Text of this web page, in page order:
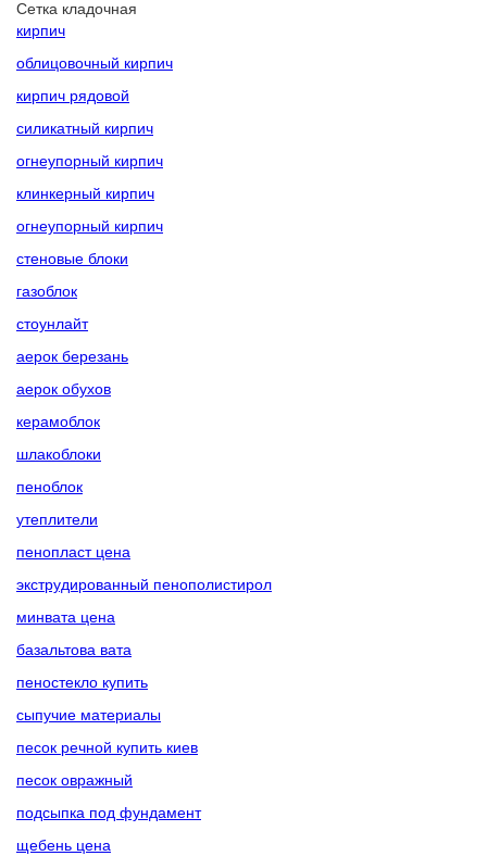
Сетка кладочная
кирпич
облицовочный кирпич
кирпич рядовой
силикатный кирпич
огнеупорный кирпич
клинкерный кирпич
огнеупорный кирпич
стеновые блоки
газоблок
стоунлайт
аерок березань
аерок обухов
керамоблок
шлакоблоки
пеноблок
утеплители
пенопласт цена
экструдированный пенополистирол
минвата цена
базальтова вата
пеностекло купить
сыпучие материалы
песок речной купить киев
песок овражный
подсыпка под фундамент
щебень цена